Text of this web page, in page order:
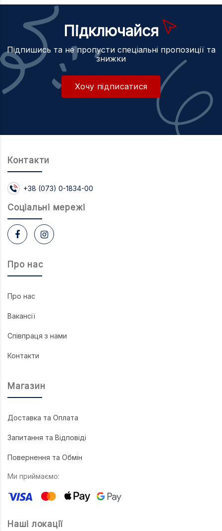
Підключайся
Підпишись та не пропусти спеціальні пропозиції та
знижки
Хочу підписатися
Про нас
Про нас
Вакансії
Співпраця з нами
Контакти
Магазин
Доставка та Оплата
Запитання та Відповіді
Повернення та Обмін
Ми приймаємо:
Наші локації
Контакти
+38 (073) 0-1834-00
Соцiальнi мережi